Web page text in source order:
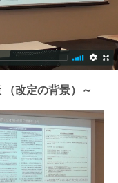
改定の背景）～